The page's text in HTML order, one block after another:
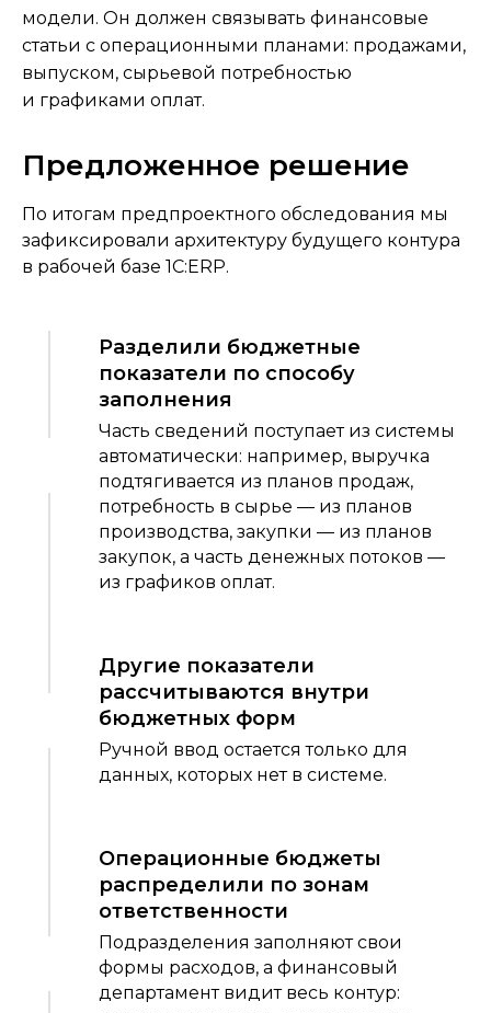
модели. Он должен связывать финансовые
статьи с операционными планами: продажами,
выпуском, сырьевой потребностью
и графиками оплат.
Предложенное решение
По итогам предпроектного обследования мы
зафиксировали архитектуру будущего контура
в рабочей базе 1С:ERP.
Разделили бюджетные
показатели по способу
заполнения
Часть сведений поступает из системы
автоматически: например, выручка
подтягивается из планов продаж,
потребность в сырье — из планов
производства, закупки — из планов
закупок, а часть денежных потоков —
из графиков оплат.
Другие показатели
рассчитываются внутри
бюджетных форм
Ручной ввод остается только для
данных, которых нет в системе.
Операционные бюджеты
распределили по зонам
ответственности
Подразделения заполняют свои
формы расходов, а финансовый
департамент видит весь контур: